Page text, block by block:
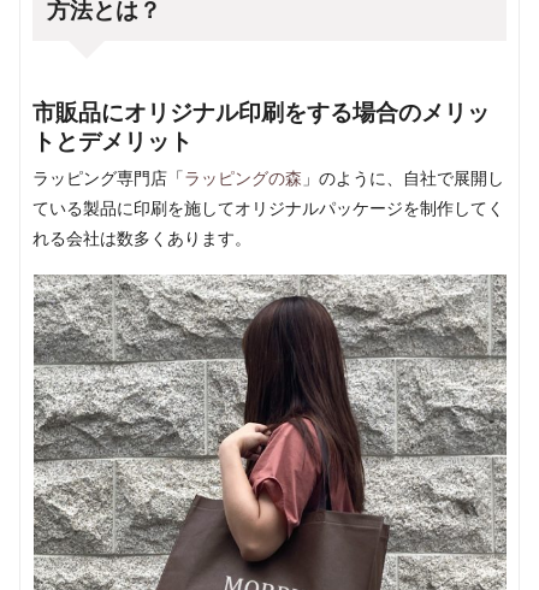
方法とは？
市販品にオリジナル印刷をする場合のメリッ
トとデメリット
ラッピング専門店「 ラッピングの森 」のように、自社で展開し
ている製品に印刷を施してオリジナルパッケージを制作してく
れる会社は数多くあります。